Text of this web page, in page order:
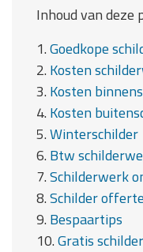
Inhoud van deze
1.Goedkope
2. Kosten
3. Kosten
4. Kosten
5.Winterschilder
6. Btw
7.Schilderwerk
8.Schilder
9. Bespaartips
10.Gratis